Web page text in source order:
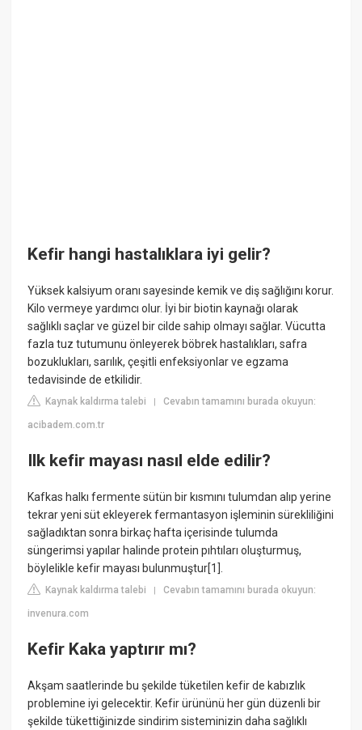
Kefir hangi hastalıklara iyi gelir?
Yüksek kalsiyum oranı sayesinde kemik ve diş sağlığını korur.
Kilo vermeye yardımcı olur. İyi bir biotin kaynağı olarak
sağlıklı saçlar ve güzel bir cilde sahip olmayı sağlar. Vücutta
fazla tuz tutumunu önleyerek böbrek hastalıkları, safra
bozuklukları, sarılık, çeşitli enfeksiyonlar ve egzama
tedavisinde de etkilidir.
Kaynak kaldırma talebi |Cevabın tamamını burada okuyun:
acibadem.com.tr
Ilk kefir mayası nasıl elde edilir?
Kafkas halkı fermente sütün bir kısmını tulumdan alıp yerine
tekrar yeni süt ekleyerek fermantasyon işleminin sürekliliğini
sağladıktan sonra birkaç hafta içerisinde tulumda
süngerimsi yapılar halinde protein pıhtıları oluşturmuş,
böylelikle kefir mayası bulunmuştur[1].
Kaynak kaldırma talebi |Cevabın tamamını burada okuyun:
invenura.com
Kefir Kaka yaptırır mı?
Akşam saatlerinde bu şekilde tüketilen kefir de kabızlık
problemine iyi gelecektir. Kefir ürününü her gün düzenli bir
şekilde tükettiğinizde sindirim sisteminizin daha sağlıklı